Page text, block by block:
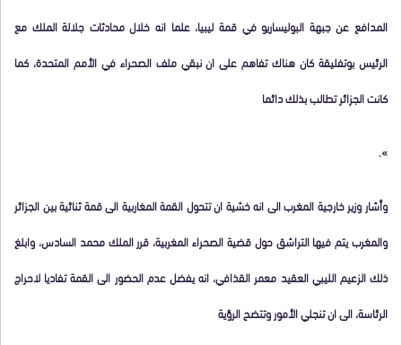
المدافع عن جبهة البوليساريو في قمة ليبيا، علما انه خلال محادثات جلالة الملك مع
الرئيس بوتفليقة كان هناك تفاهم على ان نبقي ملف الصحراء في الأمم المتحدة، كما
كانت الجزائر تطالب بذلك دائما
».
وأشار وزير خارجية المغرب الى انه خشية ان تتحول القمة المغاربية الى قمة ثنائية بين الجزائر
والمغرب يتم فيها التراشق حول قضية الصحراء المغربية، قرر الملك محمد السادس، وابلغ
ذلك الزعيم الليبي العقيد معمر القذافي، انه يفضل عدم الحضور الى القمة تفاديا لاحراج
الرئاسة، الى ان تنجلي الأمور وتتضح الرؤية